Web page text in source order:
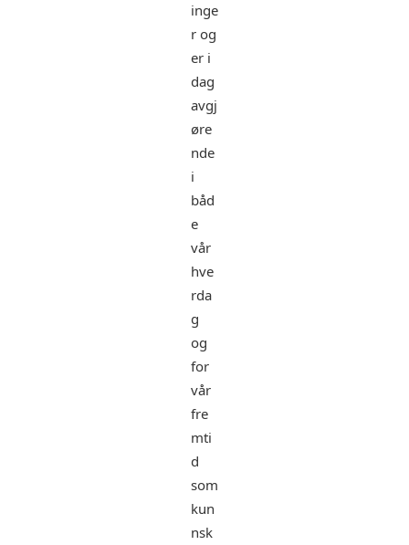
inge
r og
er i
dag
avgj
øre
nde
i
båd
e
vår
hve
rda
g
og
for
vår
fre
mti
d
som
kun
nsk